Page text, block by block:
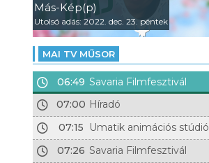
Más-Kép(p)
Utolsó adás: 2022. dec. 23. péntek
MAI TV MŰSOR
06:49 Savaria Filmfesztivál
07:00 Híradó
07:15
Umatik animációs stúdió
07:26 Savaria Filmfesztivál